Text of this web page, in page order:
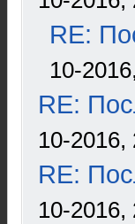
RE:
10-
RE:
10-2016,
RE:
10-2016,